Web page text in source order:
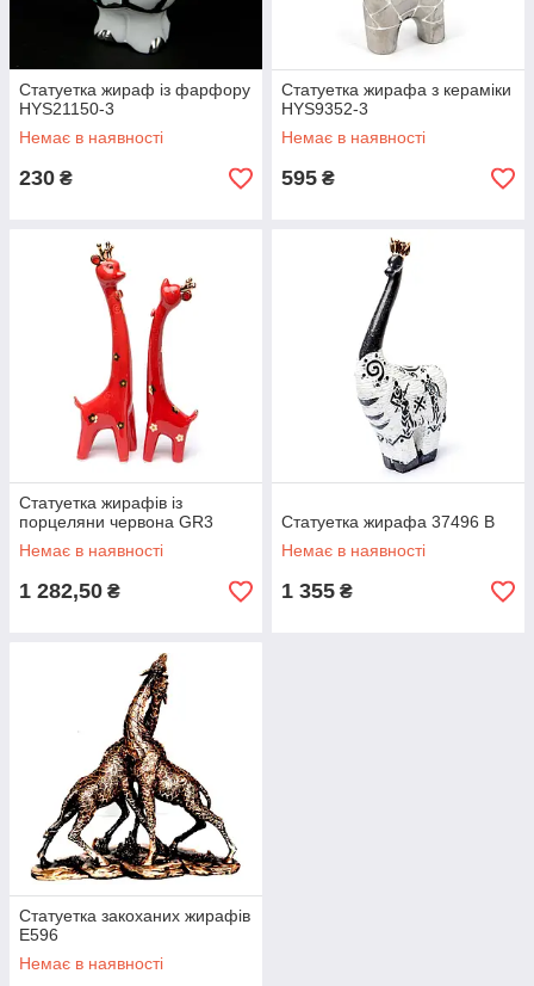
Статуетка жираф із фарфору
HYS21150-3
Немає в наявності
230 ₴
Статуетка жирафа з кераміки
HYS9352-3
Немає в наявності
595 ₴
Статуетка жирафів із
порцеляни червона GR3
Немає в наявності
1 282,50 ₴
Статуетка жирафа 37496 B
Немає в наявності
1 355 ₴
Статуетка закоханих жирафів
E596
Немає в наявності